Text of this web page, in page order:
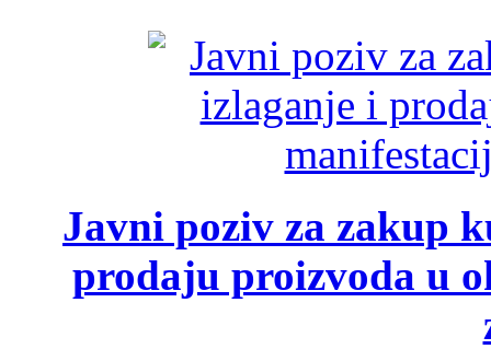
Javni poziv za zakup
prodaju proizvoda u